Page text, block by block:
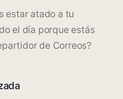
estar atado a tu
el día porque estás
de Correos?